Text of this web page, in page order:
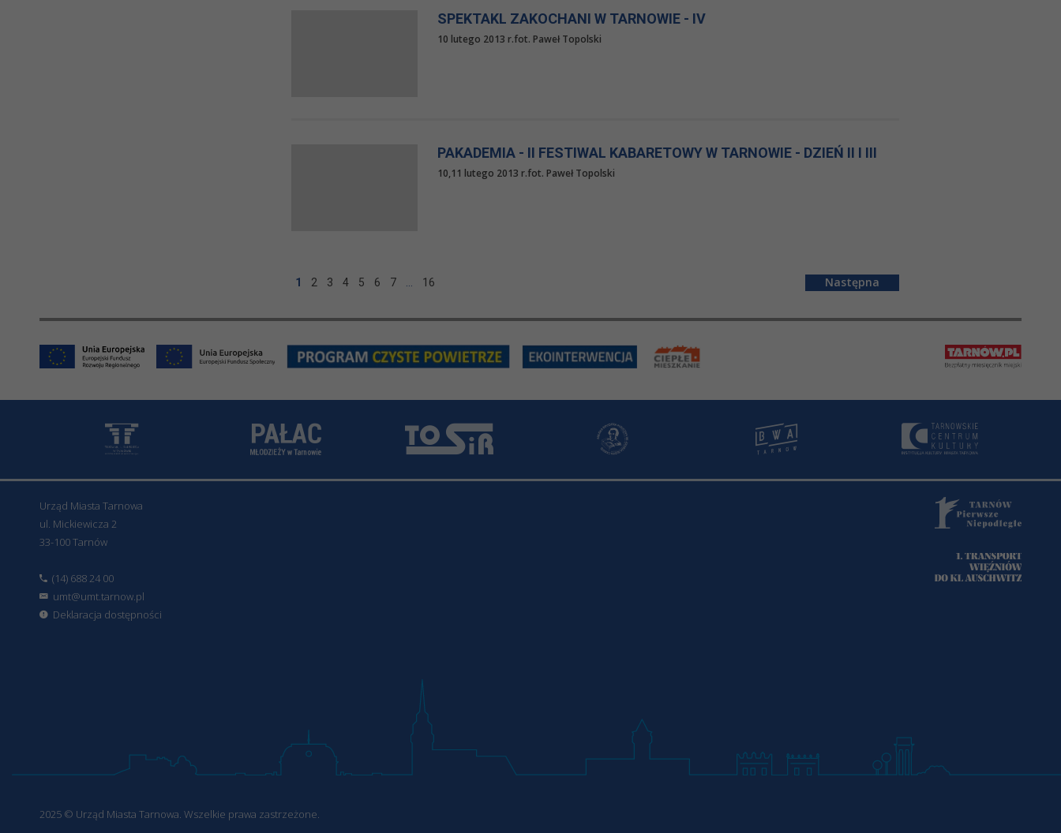
SPEKTAKL ZAKOCHANI W TARNOWIE - IV
10 lutego 2013 r.fot. Paweł Topolski
PAKADEMIA - II FESTIWAL KABARETOWY W TARNOWIE - DZIEŃ II I III
10,11 lutego 2013 r.fot. Paweł Topolski
1 2 3 4 5 6 7 16
Urząd Miasta Tarnowa
ul. Mickiewicza 2
33-100 Tarnów
(14) 688 24 00
umt@umt.tarnow.pl
Deklaracja dostępności
2025 © Urząd Miasta Tarnowa. Wszelkie prawa zastrzeżone.